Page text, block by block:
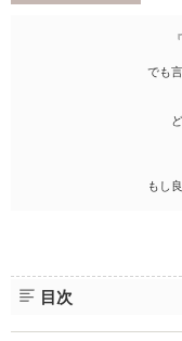
でも
もし
目次